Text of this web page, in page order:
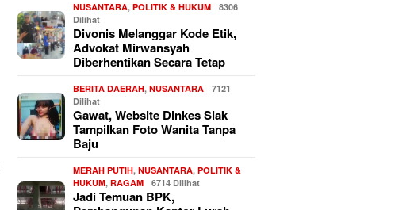
NUSANTARA,POLITIK & HUKUM
8306
Dilihat
Divonis Melanggar Kode Etik,
Advokat Mirwansyah
Diberhentikan Secara Tetap
BERITA DAERAH,NUSANTARA
7121
Dilihat
Gawat, Website Dinkes Siak
Tampilkan Foto Wanita Tanpa
Baju
MERAH PUTIH,NUSANTARA,POLITIK &
HUKUM,RAGAM 6714 Dilihat
Jadi Temuan BPK,